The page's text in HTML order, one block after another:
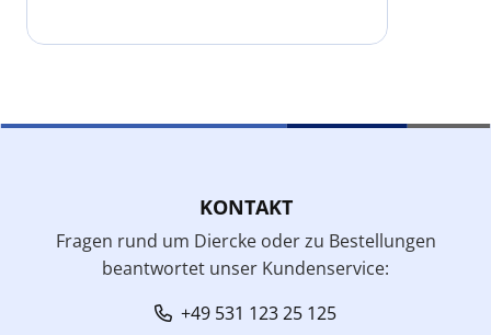
KONTAKT
Fragen rund um Diercke oder zu Bestellungen
beantwortet unser Kundenservice:
+49 531 123 25 125